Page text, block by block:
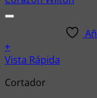
+
Vista Rápida
Cortador